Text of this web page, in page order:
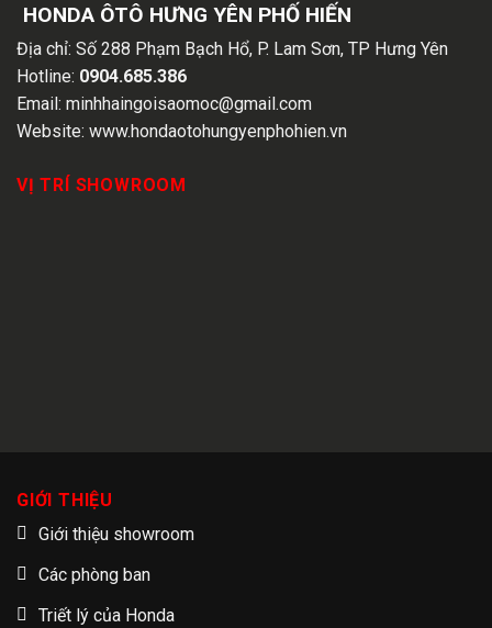
HONDA ÔTÔ HƯNG YÊN PHỐ HIẾN
Địa chỉ: Số 288 Phạm Bạch Hổ, P. Lam Sơn, TP Hưng Yên
Hotline: 0904.685.386
Email: minhhaingoisaomoc@gmail.com
Website: www.hondaotohungyenphohien.vn
VỊ TRÍ SHOWROOM
GIỚI THIỆU
Giới thiệu showroom
Các phòng ban
Triết lý của Honda